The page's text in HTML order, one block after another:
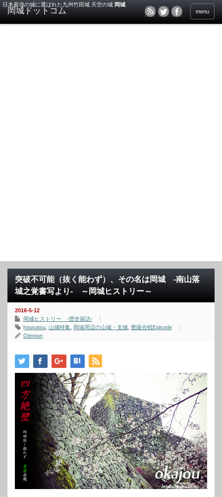
日本最強の城に選ばれた九州竹田城 天空の城 岡城
menu
突破不可能（抜く能わず）、その名は岡城 -南山落
城之覚書写より- ～岡城ヒストリー～
2016-5-12
岡城ヒストリー -歴史探訪-
housatsu 山城特集 岡城周辺の山城・支城 豊薩合戦Episode
Otemon